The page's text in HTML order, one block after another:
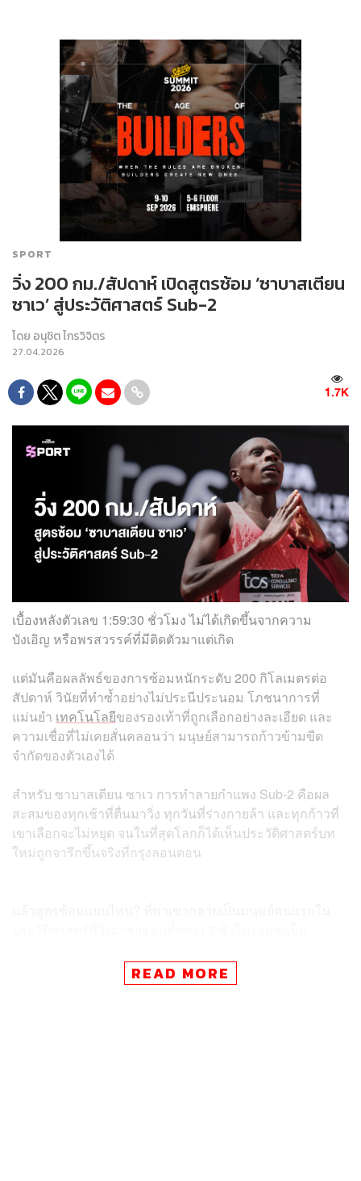
SPORT
วิ่ง 200 กม./สัปดาห์ เปิดสูตรซ้อม ‘ซาบาสเตียน
ซาเว’ สู่ประวัติศาสตร์ Sub-2
โดย อนุชิต ไกรวิจิตร
27.04.2026
1.7K
เบื้องหลังตัวเลข 1:59:30 ชั่วโมง ไม่ได้เกิดขึ้นจากความ
บังเอิญ หรือพรสวรรค์ที่มีติดตัวมาแต่เกิด
แต่มันคือผลลัพธ์ของการซ้อมหนักระดับ 200 กิโลเมตรต่อ
สัปดาห์ วินัยที่ทำซ้ำอย่างไม่ประนีประนอม โภชนาการที่
แม่นยำ เทคโนโลยีของรองเท้าที่ถูกเลือกอย่างละเอียด และ
ความเชื่อที่ไม่เคยสั่นคลอนว่า มนุษย์สามารถก้าวข้ามขีด
จำกัดของตัวเองได้
สำหรับ ซาบาสเตียน ซาเว การทำลายกำแพง Sub-2 คือผล
สะสมของทุกเช้าที่ตื่นมาวิ่ง ทุกวันที่ร่างกายล้า และทุกก้าวที่
เขาเลือกจะไม่หยุด จนในที่สุดโลกก็ได้เห็นประวัติศาสตร์บท
ใหม่ถูกจารึกขึ้นจริงที่กรุงลอนดอน
READ MORE